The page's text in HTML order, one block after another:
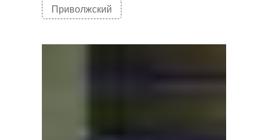
Приволжский